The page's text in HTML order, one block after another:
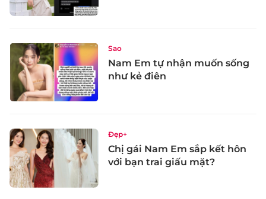
Sao
Nam Em tự nhận muốn sống
như kẻ điên
Đẹp+
Chị gái Nam Em sắp kết hôn
với bạn trai giấu mặt?